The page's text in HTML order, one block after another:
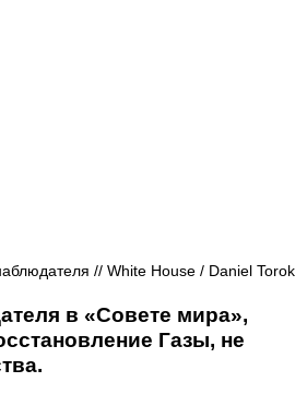
// White House / Daniel Torok
в «Совете мира»,
Газы, не